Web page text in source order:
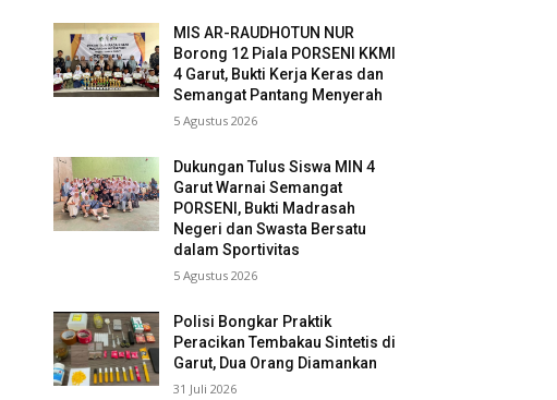
MIS AR-RAUDHOTUN NUR
Borong 12 Piala PORSENI KKMI
4 Garut, Bukti Kerja Keras dan
Semangat Pantang Menyerah
5 Agustus 2026
Dukungan Tulus Siswa MIN 4
Garut Warnai Semangat
PORSENI, Bukti Madrasah
Negeri dan Swasta Bersatu
dalam Sportivitas
5 Agustus 2026
Polisi Bongkar Praktik
Peracikan Tembakau Sintetis di
Garut, Dua Orang Diamankan
31 Juli 2026